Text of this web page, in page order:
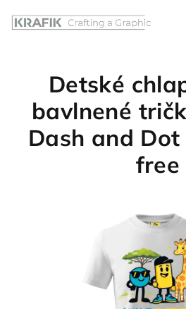
Detské
bavlnené
Dash and
free